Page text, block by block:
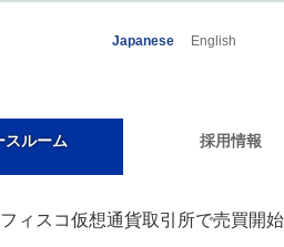
Japanese English
スルーム 採用情報
ィスコ仮想通貨取引所で売買開始